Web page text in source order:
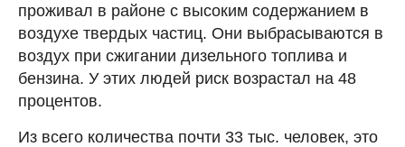
проживал в районе с высоким содержанием в
воздухе твердых частиц. Они выбрасываются в
воздух при сжигании дизельного топлива и
бензина. У этих людей риск возрастал на 48
процентов.
Из всего количества почти 33 тыс. человек, это